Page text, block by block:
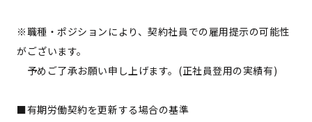
※職種・ポジションにより、契約社員での雇用提示の可能性
がございます。
予めご了承お願い申し上げます。(正社員登用の実績有)
■有期労働契約を更新する場合の基準